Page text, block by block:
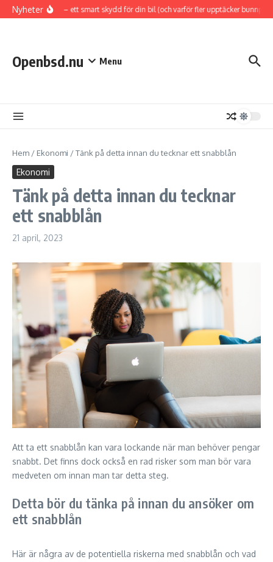
Hoppa till innehåll
NyheterHasplåt – ett smart skydd för din bil (och varför fler upptäcker
Openbsd.nu Menu
Hem / Ekonomi /Tänk på detta innan du tecknar ett snabblån
Ekonomi
Tänk på detta innan du tecknar
ett snabblån
21 april, 2023
Att ta ett snabblån kan vara lockande när man behöver pengar
snabbt. Det finns dock också en rad risker som man bör vara
medveten om innan man tar detta steg.
Detta bör du tänka på innan du ansöker om
ett snabblån
Här är några av de potentiella riskerna med snabblån och vad